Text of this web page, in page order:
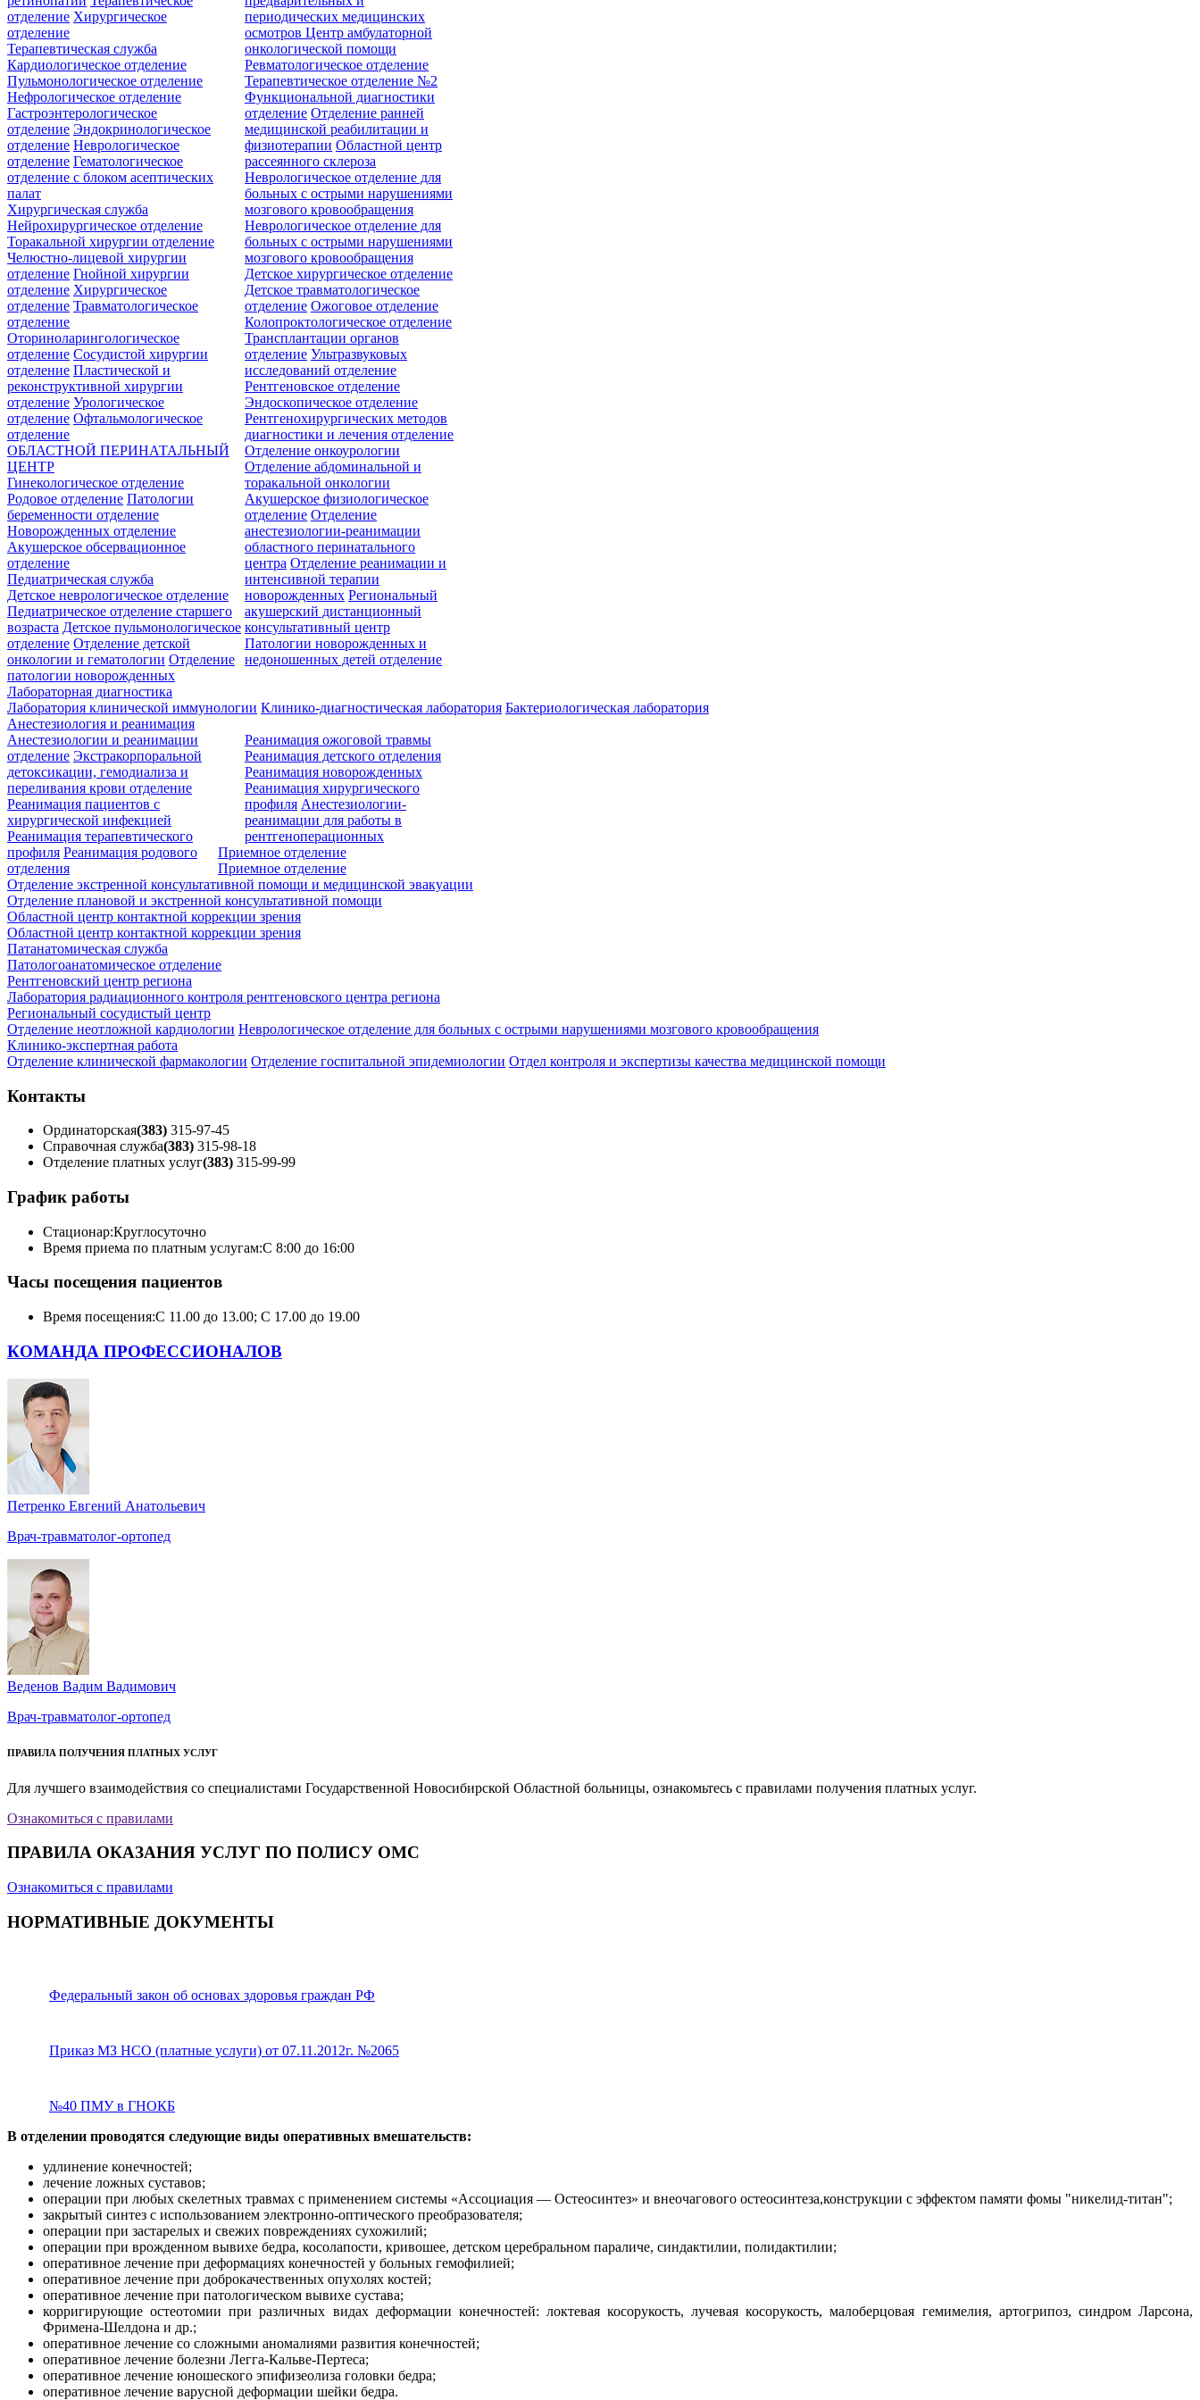
отделение Хирургическое
отделение
периодических медицинских
осмотровЦентр амбулаторной
онкологической помощи
Терапевтическая служба
Кардиологическое отделение
Пульмонологическое отделение
Нефрологическое отделение
Гастроэнтерологическое
отделение Эндокринологическое
отделение Неврологическое
отделение Гематологическое
отделение c блоком асептических
палат
Ревматологическое отделение
Терапевтическое отделение №2
Функциональной диагностики
отделение Отделение ранней
медицинской реабилитации и
физиотерапии Областной центр
рассеянного склероза
Неврологическое отделение для
больных с острыми нарушениями
мозгового кровообращения
Неврологическое отделение для
больных с острыми нарушениями
мозгового кровообращения
Хирургическая служба
Нейрохирургическое отделение
Торакальной хирургии отделение
Челюстно-лицевой хирургии
отделение Гнойной хирургии
отделение Хирургическое
отделение Травматологическое
отделение
Оториноларингологическое
отделение Сосудистой хирургии
отделение Пластической и
реконструктивной хирургии
отделение Урологическое
отделение Офтальмологическое
отделение
Детское хирургическое отделение
Детское травматологическое
отделение Ожоговое отделение
Колопроктологическое отделение
Трансплантации органов
отделение Ультразвуковых
исследований отделение
Рентгеновское отделение
Эндоскопическое отделение
Рентгенохирургических методов
диагностики и лечения отделение
Отделение онкоурологии
Отделение абдоминальной и
торакальной онкологии
ОБЛАСТНОЙ ПЕРИНАТАЛЬНЫЙ
ЦЕНТР
Гинекологическое отделение
Родовое отделение Патологии
беременности отделение
Новорожденных отделение
Акушерское обсервационное
отделение
Акушерское физиологическое
отделение Отделение
анестезиологии-реанимации
областного перинатального
центра Отделение реанимации и
интенсивной терапии
новорожденных Региональный
акушерский дистанционный
консультативный центр
Патологии новорожденных и
недоношенных детей отделение
Педиатрическая служба
Детское неврологическое отделение
Педиатрическое отделение старшего
возраста Детское пульмонологическое
отделение Отделение детской
онкологии и гематологии Отделение
патологии новорожденных
Лабораторная диагностика
Лаборатория клинической иммунологии Клинико-диагностическая лаборатория Бактериологическая лаборатория
Анестезиология и реанимация
Анестезиологии и реанимации
отделение Экстракорпоральной
детоксикации, гемодиализа и
переливания крови отделение
Реанимация пациентов с
хирургической инфекцией
Реанимация терапевтического
профиля Реанимация родового
отделения
Реанимация ожоговой травмы
Реанимация детского отделения
Реанимация новорожденных
Реанимация хирургического
профиля Анестезиологии-
реанимации для работы в
рентгеноперационных
Приемное отделение
Приемное отделение
Отделение экстренной консультативной помощи и медицинской эвакуации
Отделение плановой и экстренной консультативной помощи
Областной центр контактной коррекции зрения
Областной центр контактной коррекции зрения
Патанатомическая служба
Патологоанатомическое отделение
Рентгеновский центр региона
Лаборатория радиационного контроля рентгеновского центра региона
Региональный сосудистый центр
Отделение неотложной кардиологии Неврологическое отделение для больных с острыми нарушениями мозгового кровообращения
Клинико-экспертная работа
Отделение клинической фармакологии Отделение госпитальной эпидемиологии Отдел контроля и экспертизы качества медицинской помощи
Контакты
Ординаторская(383) 315-97-45
Справочная служба(383) 315-98-18
Отделение платных услуг(383) 315-99-99
График работы
Стационар:Круглосуточно
Время приема по платным услугам:С 8:00 до 16:00
Часы посещения пациентов
Время посещения:С 11.00 до 13.00; С 17.00 до 19.00
КОМАНДА ПРОФЕССИОНАЛОВ
Петренко Евгений Анатольевич
Врач-травматолог-ортопед
Веденов Вадим Вадимович
Врач-травматолог-ортопед
ПРАВИЛА ПОЛУЧЕНИЯ ПЛАТНЫХ УСЛУГ
Для лучшего взаимодействия со специалистами Государственной Новосибирской Областной больницы, ознакомьтесь с правилами получения платных услуг.
Ознакомиться с правилами
ПРАВИЛА ОКАЗАНИЯ УСЛУГ ПО ПОЛИСУ ОМС
Ознакомиться с правилами
НОРМАТИВНЫЕ ДОКУМЕНТЫ
Федеральный закон об основах здоровья граждан РФ
Приказ МЗ НСО (платные услуги) от 07.11.2012г. №2065
№40 ПМУ в ГНОКБ
В отделении проводятся следующие виды оперативных вмешательств:
удлинение конечностей;
лечение ложных суставов;
операции при любых скелетных травмах с применением системы «Ассоциация — Остеосинтез» и внеочагового остеосинтеза,конструкции с эффектом памяти фомы "никелид-титан";
закрытый синтез с использованием электронно-оптического преобразователя;
операции при застарелых и свежих повреждениях сухожилий;
операции при врожденном вывихе бедра, косолапости, кривошее, детском церебральном параличе, синдактилии, полидактилии;
оперативное лечение при деформациях конечностей у больных гемофилией;
оперативное лечение при доброкачественных опухолях костей;
оперативное лечение при патологическом вывихе сустава;
корригирующие остеотомии при различных видах деформации конечностей: локтевая косорукость, лучевая косорукость, малоберцовая гемимелия, артогрипоз, синдром Ларсона,
Фримена-Шелдона и др.;
оперативное лечение со сложными аномалиями развития конечностей;
оперативное лечение болезни Легга-Кальве-Пертеса;
оперативное лечение юношеского эпифизеолиза головки бедра;
оперативное лечение варусной деформации шейки бедра.